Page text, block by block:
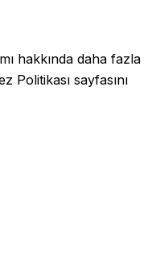
hakkında daha fazla
Politikası sayfasını